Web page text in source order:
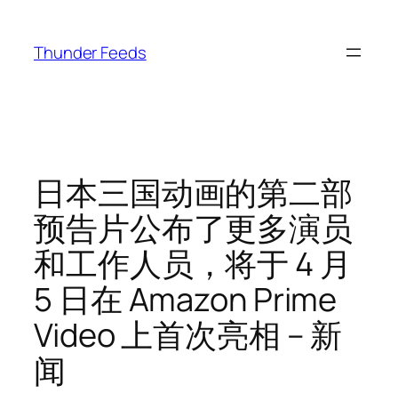
Thunder Feeds
日本三国动画的第二部
预告片公布了更多演员
和工作人员，将于 4 月
5 日在 Amazon Prime
Video 上首次亮相 – 新
闻